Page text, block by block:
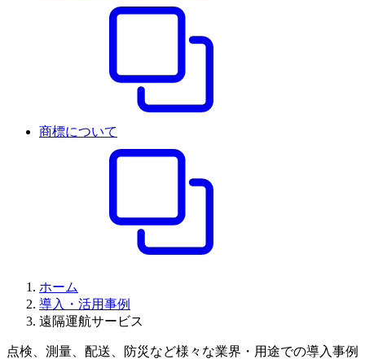
商標について
ホーム
導入・活用事例
遠隔運航サービス
点検、測量、配送、防災など様々な業界・用途での導入事例